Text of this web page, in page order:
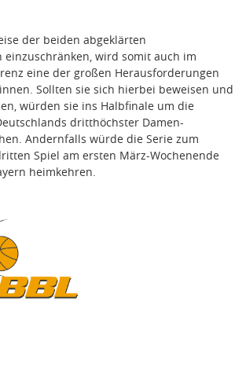
der beiden abgeklärten
einzuschränken, wird somit auch im
eine der großen Herausforderungen
Sollten sie sich hierbei beweisen und
würden sie ins Halbfinale um die
dritthöchster Damen-
Andernfalls würde die Serie zum
Spiel am ersten März-Wochenende
heimkehren.